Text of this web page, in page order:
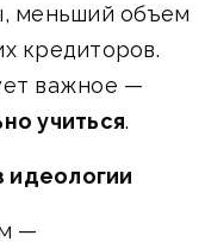
меньший объем
кредиторов.
важное —
учиться.
идеологии
—